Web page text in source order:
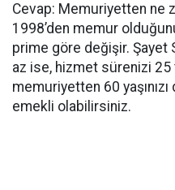
Cevap: Memuriyetten ne
1998’den memur
prime göre değişir. Şayet
az ise, hizmet sürenizi 25
memuriyetten 60
emekli olabilirsiniz.